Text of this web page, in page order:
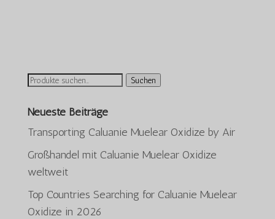
Suchen
Suchen
Neueste Beiträge
Transporting Caluanie Muelear Oxidize by Air
Großhandel mit Caluanie Muelear Oxidize
weltweit
Top Countries Searching for Caluanie Muelear
Oxidize in 2026